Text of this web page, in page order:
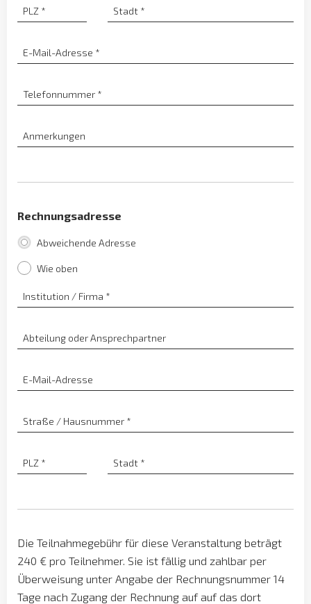
PLZ * Stadt*
E-Mail-Adresse *
Telefonnummer *
Anmerkungen
Rechnungsadresse
Abweichende Adresse
Wie oben
Institution / Firma *
Abteilung oder Ansprechpartner
E-Mail-Adresse
Straße / Hausnummer *
PLZ * Stadt*
Die Teilnahmegebühr für diese Veranstaltung beträgt
240 € pro Teilnehmer. Sie ist fällig und zahlbar per
Überweisung unter Angabe der Rechnungsnummer 14
Tage nach Zugang der Rechnung auf auf das dort